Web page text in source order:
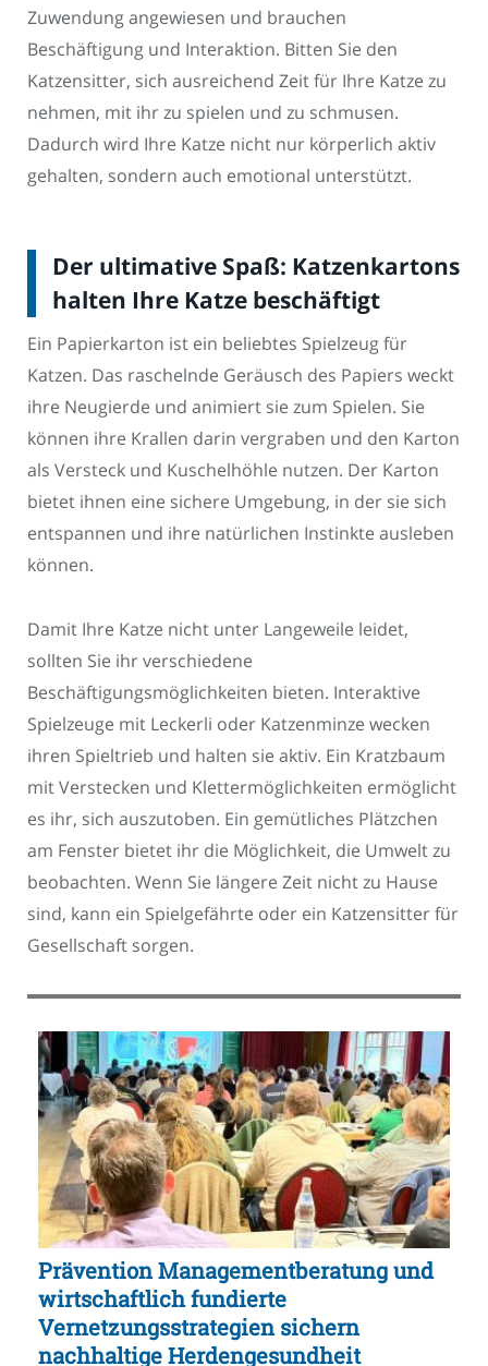
Zuwendung angewiesen und brauchen
Beschäftigung und Interaktion. Bitten Sie den
Katzensitter, sich ausreichend Zeit für Ihre Katze zu
nehmen, mit ihr zu spielen und zu schmusen.
Dadurch wird Ihre Katze nicht nur körperlich aktiv
gehalten, sondern auch emotional unterstützt.
Der ultimative Spaß: Katzenkartons
halten Ihre Katze beschäftigt
Ein Papierkarton ist ein beliebtes Spielzeug für
Katzen. Das raschelnde Geräusch des Papiers weckt
ihre Neugierde und animiert sie zum Spielen. Sie
können ihre Krallen darin vergraben und den Karton
als Versteck und Kuschelhöhle nutzen. Der Karton
bietet ihnen eine sichere Umgebung, in der sie sich
entspannen und ihre natürlichen Instinkte ausleben
können.
Damit Ihre Katze nicht unter Langeweile leidet,
sollten Sie ihr verschiedene
Beschäftigungsmöglichkeiten bieten. Interaktive
Spielzeuge mit Leckerli oder Katzenminze wecken
ihren Spieltrieb und halten sie aktiv. Ein Kratzbaum
mit Verstecken und Klettermöglichkeiten ermöglicht
es ihr, sich auszutoben. Ein gemütliches Plätzchen
am Fenster bietet ihr die Möglichkeit, die Umwelt zu
beobachten. Wenn Sie längere Zeit nicht zu Hause
sind, kann ein Spielgefährte oder ein Katzensitter für
Gesellschaft sorgen.
Prävention Managementberatung und
wirtschaftlich fundierte
Vernetzungsstrategien sichern
nachhaltige Herdengesundheit